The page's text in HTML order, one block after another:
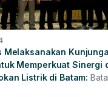
Melaksanakan
Memperkuat Sinergi
Listrik di Batam